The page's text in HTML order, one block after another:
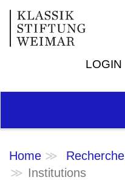
LOGIN
Home Recherche
Institutions